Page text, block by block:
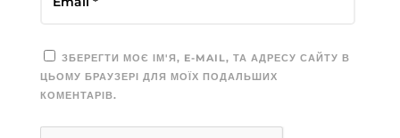
ЗБЕРЕГТИ МОЄ ІМ'Я, E-MAIL, ТА АДРЕСУ САЙТУ В
ЦЬОМУ БРАУЗЕРІ ДЛЯ МОЇХ ПОДАЛЬШИХ
КОМЕНТАРІВ.